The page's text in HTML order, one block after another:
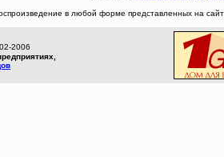
в любой форме представленных на
2006